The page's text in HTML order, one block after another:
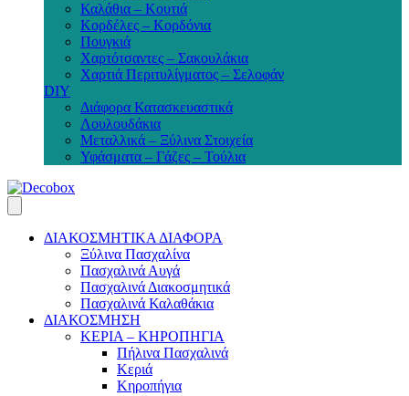
Καλάθια – Κουτιά
Κορδέλες – Κορδόνια
Πουγκιά
Χαρτότσαντες – Σακουλάκια
Χαρτιά Περιτυλίγματος – Σελοφάν
DIY
Διάφορα Κατασκευαστικά
Λουλουδάκια
Μεταλλικά – Ξύλινα Στοιχεία
Υφάσματα – Γάζες – Τούλια
ΔΙΑΚΟΣΜΗΤΙΚΑ ΔΙΑΦΟΡΑ
Ξύλινα Πασχαλίνα
Πασχαλινά Αυγά
Πασχαλινά Διακοσμητικά
Πασχαλινά Καλαθάκια
ΔΙΑΚΟΣΜΗΣΗ
ΚΕΡΙΑ – ΚΗΡΟΠΗΓΙΑ
Πήλινα Πασχαλινά
Κεριά
Κηροπήγια